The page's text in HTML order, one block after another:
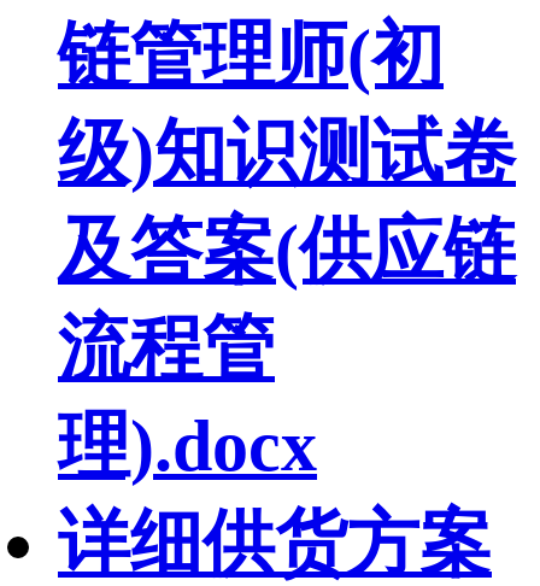
链管理师(初
级)知识测试卷
及答案(供应链
流程管
理).docx
详细供货方案